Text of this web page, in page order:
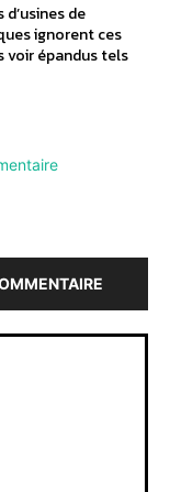
de
ignorent ces
voir épandus tels